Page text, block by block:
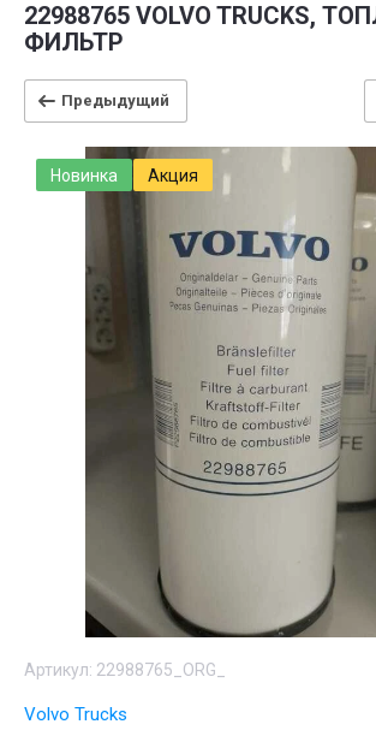
22988765 VOLVO TRUCKS,
ФИЛЬТР
Предыдущий
Новинка Акция
Артикул: 22988765_ORG_
Volvo Trucks